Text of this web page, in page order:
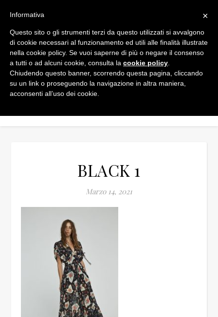
BLACK 1
Marzo 14, 2021
×
Informativa
Questo sito o gli strumenti terzi da questo utilizzati si avvalgono
di cookie necessari al funzionamento ed utili alle finalità illustrate
nella cookie policy. Se vuoi saperne di più o negare il consenso
a tutti o ad alcuni cookie, consulta la cookie policy
Chiudendo questo banner, scorrendo questa pagina, cliccando
su un link o proseguendo la navigazione in altra maniera,
acconsenti all’uso dei cookie.